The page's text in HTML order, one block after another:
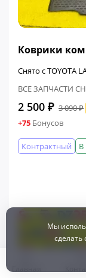
Коврики
Снято с TOYOTA
ВСЕ ЗАПЧАСТИ
2 500 ₽ 3 090 ₽
+75 Бонусов
В
Контрактный
Мы
сделать